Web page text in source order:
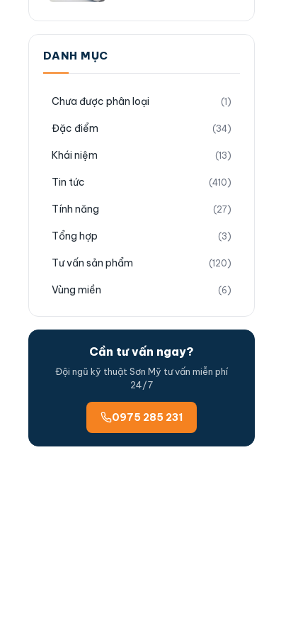
DANH MỤC
Chưa được phân loại (1)
Đặc điểm (34)
Khái niệm (13)
Tin tức (410)
Tính năng (27)
Tổng hợp (3)
Tư vấn sản phẩm (120)
Vùng miền (6)
Cần tư vấn ngay?
Đội ngũ kỹ thuật Sơn Mỹ tư vấn miễn phí
24/7
0975 285 231